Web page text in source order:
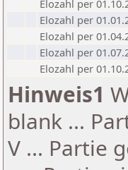
Elozahl per
Elozahl per
Elozahl per
Elozahl per
Elozahl per
Hinweis1
blank ...
V ... Partie